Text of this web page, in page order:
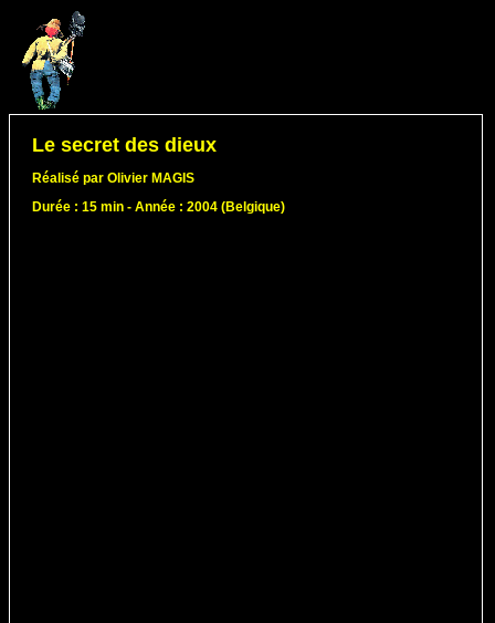
Le secret des dieux
Réalisé par Olivier MAGIS
Durée : 15 min - Année : 2004 (Belgique)